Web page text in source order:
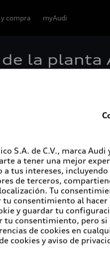
compra myAudi
la planta
Audi
Audi
S.A. de C.V., marca
a tener una mejor
a tus intereses,
de terceros,
Tu
tu consentimiento al
y guardar tu
tu consentimiento, pero
de cookies en
cookies y aviso de